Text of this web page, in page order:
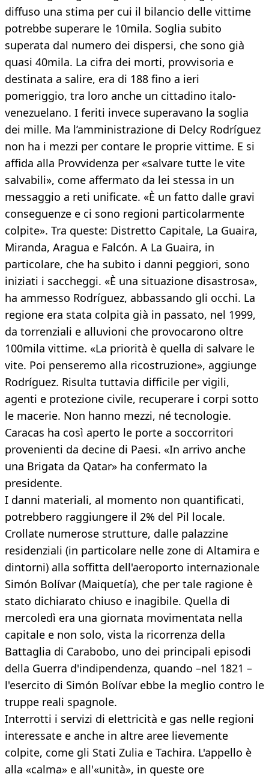
diffuso una stima per cui il bilancio delle vittime
potrebbe superare le 10mila. Soglia subito
superata dal numero dei dispersi, che sono già
quasi 40mila. La cifra dei morti, provvisoria e
destinata a salire, era di 188 fino a ieri
pomeriggio, tra loro anche un cittadino italo-
venezuelano. I feriti invece superavano la soglia
dei mille. Ma l’amministrazione di Delcy Rodríguez
non ha i mezzi per contare le proprie vittime. E si
affida alla Provvidenza per «salvare tutte le vite
salvabili», come affermato da lei stessa in un
messaggio a reti unificate. «È un fatto dalle gravi
conseguenze e ci sono regioni particolarmente
colpite». Tra queste: Distretto Capitale, La Guaira,
Miranda, Aragua e Falcón. A La Guaira, in
particolare, che ha subito i danni peggiori, sono
iniziati i saccheggi. «È una situazione disastrosa»,
ha ammesso Rodríguez, abbassando gli occhi. La
regione era stata colpita già in passato, nel 1999,
da torrenziali e alluvioni che provocarono oltre
100mila vittime. «La priorità è quella di salvare le
vite. Poi penseremo alla ricostruzione», aggiunge
Rodríguez. Risulta tuttavia difficile per vigili,
agenti e protezione civile, recuperare i corpi sotto
le macerie. Non hanno mezzi, né tecnologie.
Caracas ha così aperto le porte a soccorritori
provenienti da decine di Paesi. «In arrivo anche
una Brigata da Qatar» ha confermato la
presidente.
I danni materiali, al momento non quantificati,
potrebbero raggiungere il 2% del Pil locale.
Crollate numerose strutture, dalle palazzine
residenziali (in particolare nelle zone di Altamira e
dintorni) alla soffitta dell'aeroporto internazionale
Simón Bolívar (Maiquetía), che per tale ragione è
stato dichiarato chiuso e inagibile. Quella di
mercoledì era una giornata movimentata nella
capitale e non solo, vista la ricorrenza della
Battaglia di Carabobo, uno dei principali episodi
della Guerra d'indipendenza, quando –nel 1821 –
l'esercito di Simón Bolívar ebbe la meglio contro le
truppe reali spagnole.
Interrotti i servizi di elettricità e gas nelle regioni
interessate e anche in altre aree lievemente
colpite, come gli Stati Zulia e Tachira. L'appello è
alla «calma» e all'«unità», in queste ore